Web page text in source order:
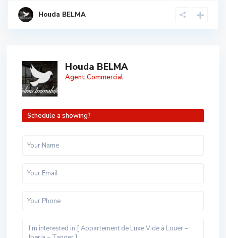
Houda BELMA
Houda BELMA
Agent Commercial
Schedule a showing?